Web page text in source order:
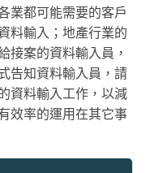
業都可能需要的客戶
料輸入；地產行業的
接案的資料輸入員，
告知資料輸入員，請
資料輸入工作，以減
效率的運用在其它事